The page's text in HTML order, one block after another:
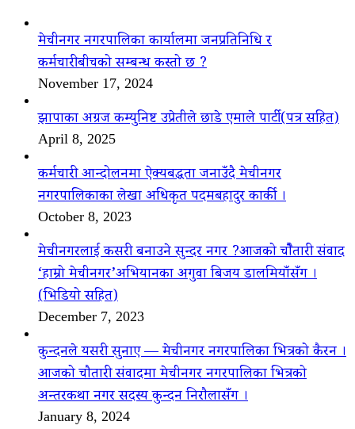
मेचीनगर नगरपालिका कार्यालमा जनप्रतिनिधि र
कर्मचारीबीचको सम्बन्ध कस्तो छ ?
November 17, 2024
झापाका अग्रज कम्युनिष्ट उप्रेतीले छाडे एमाले पार्टी(पत्र सहित)
April 8, 2025
कर्मचारी आन्दोलनमा ऐक्यबद्धता जनाउँदै मेचीनगर
नगरपालिकाका लेखा अधिकृत पदमबहादुर कार्की ।
October 8, 2023
मेचीनगरलाई कसरी बनाउने सुन्दर नगर ?आजको चौैतारी संवाद
‘हाम्रो मेचीनगर’अभियानका अगुवा बिजय डालमियाँसँग ।
(भिडियो सहित)
December 7, 2023
कुन्दनले यसरी सुनाए — मेचीनगर नगरपालिका भित्रको कैरन ।
आजको चौतारी संवादमा मेचीनगर नगरपालिका भित्रको
अन्तरकथा नगर सदस्य कुन्दन निरौलासँग ।
January 8, 2024